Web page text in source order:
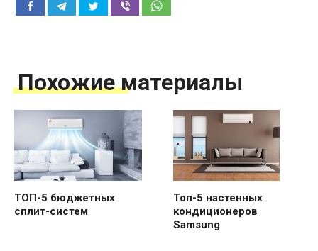
Похожие материалы
ТОП-5 бюджетных
сплит-систем
Топ-5 настенных
кондиционеров
Samsung